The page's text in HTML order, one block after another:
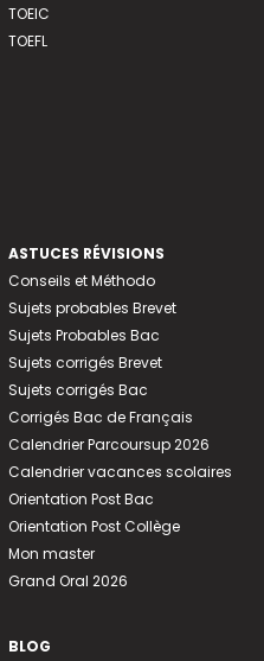
TOEIC
TOEFL
ASTUCES RÉVISIONS
Conseils et Méthodo
Sujets probables Brevet
Sujets Probables Bac
Sujets corrigés Brevet
Sujets corrigés Bac
Corrigés Bac de Français
Calendrier Parcoursup 2026
Calendrier vacances scolaires
Orientation Post Bac
Orientation Post Collège
Mon master
Grand Oral 2026
BLOG